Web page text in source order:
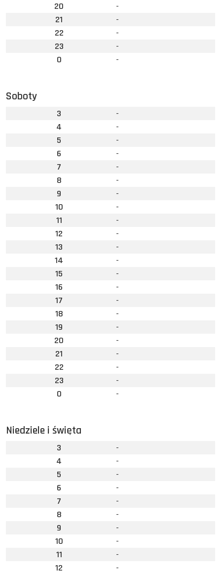
20
-
21
-
22
-
23
-
0
-
Soboty
3
-
4
-
5
-
6
-
7
-
8
-
9
-
10
-
11
-
12
-
13
-
14
-
15
-
16
-
17
-
18
-
19
-
20
-
21
-
22
-
23
-
0
-
Niedziele i święta
3
-
4
-
5
-
6
-
7
-
8
-
9
-
10
-
11
-
12
-